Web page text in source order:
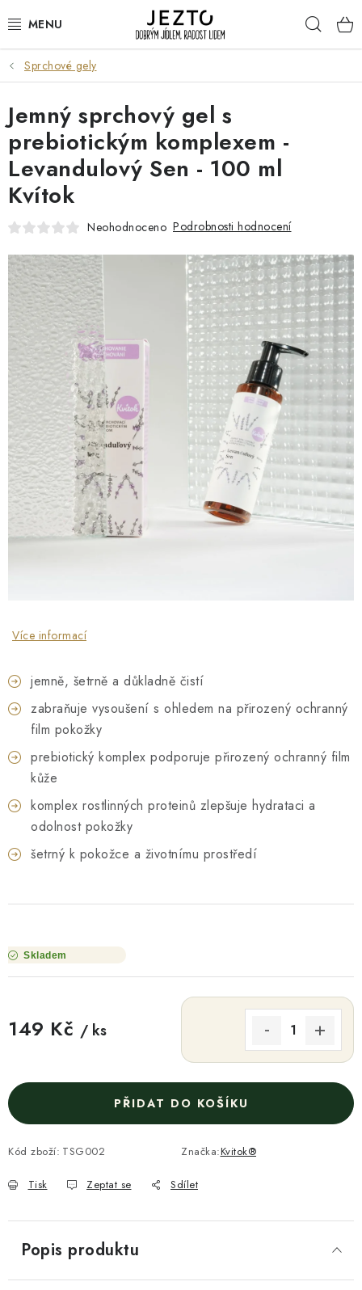
na
DÁRKOVÉ SADY
TRVANLIVÉ
DROGERIE A KOSMETIKA
NÁPOJE
SPORT A ZDRAVÍ
RELAX A REGENERACE
KERAMIKA
O NÁS NÁŠ PŘÍBĚH FIREMNÍ DÁRKY
KONTAKTY
DOPRAVA A PLATBA
Sprchové gely
Více informací
jemně, šetrně a důkladně čistí
zabraňuje vysoušení s ohledem na přirozený ochranný
film pokožky
prebiotický komplex podporuje přirozený ochranný film
kůže
komplex rostlinných proteinů zlepšuje hydrataci a
odolnost pokožky
šetrný k pokožce a životnímu prostředí
Skladem
149 Kč / ks
PŘIDAT DO KOŠÍKU
Kód zboží: TSG002 Značka:Kvitok®
Tisk Zeptat se Sdílet
Jemný sprchový gel s
prebiotickým komplexem -
Levandulový Sen - 100 ml
Kvítok
Neohodnoceno Podrobnosti hodnocení
Popis produktu